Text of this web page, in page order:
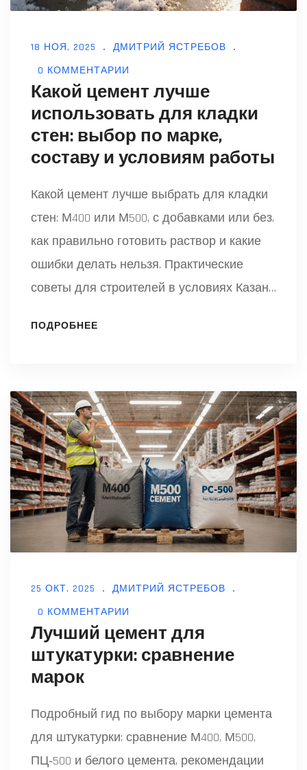
18 НОЯ, 2025
ДМИТРИЙ ЯСТРЕБОВ
0 КОММЕНТАРИИ
Какой цемент лучше
использовать для кладки
стен: выбор по марке,
составу и условиям работы
Какой цемент лучше выбрать для кладки
стен: М400 или М500, с добавками или без,
как правильно готовить раствор и какие
ошибки делать нельзя. Практические
советы для строителей в условиях Казани
ПОДРОБНЕЕ
25 ОКТ, 2025
ДМИТРИЙ ЯСТРЕБОВ
0 КОММЕНТАРИИ
Лучший цемент для
штукатурки: сравнение
марок
Подробный гид по выбору марки цемента
для штукатурки: сравнение М400, М500,
ПЦ‑500 и белого цемента, рекомендации